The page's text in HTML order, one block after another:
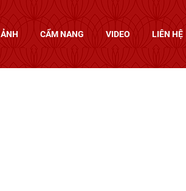
ẢNH CẨM NANG VIDEO LIÊN HỆ